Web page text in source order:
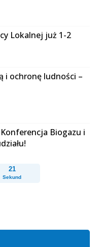
Lokalnej już 1-2
i ochronę ludności –
Biogazu i
21
Sekund